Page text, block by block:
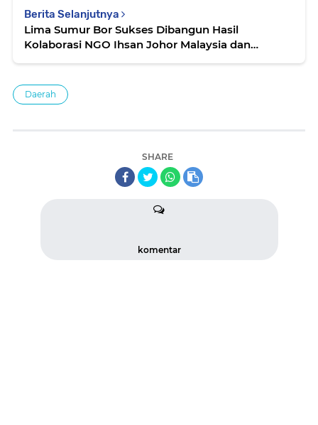
Berita Selanjutnya
Lima Sumur Bor Sukses Dibangun Hasil
Kolaborasi NGO Ihsan Johor Malaysia dan
Daerah
SHARE
komentar